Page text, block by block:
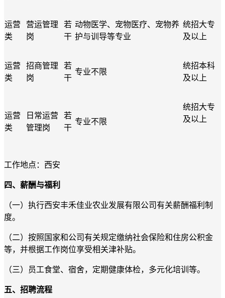
运营
类
营运管理
岗
若
干
动物医学、宠物医疗、宠物养
护与训导等专业
统招大专
及以上
运营
类
招商管理
岗
若
干
专业不限
统招本科
及以上
运营
类
日常运营
管理岗
若
干
专业不限
统招大专
及以上
工作地点：西安
四、薪酬与福利
（一）执行西安丰禾佳业农业发展有限公司有关薪酬福利制
度。
（二）按照国家和公司有关规定缴纳社会保险和住房公积金
等，并根据工作岗位享受相关津补贴。
（三）员工食堂、宿舍，定期健康体检，多元化培训等。
五、招聘流程